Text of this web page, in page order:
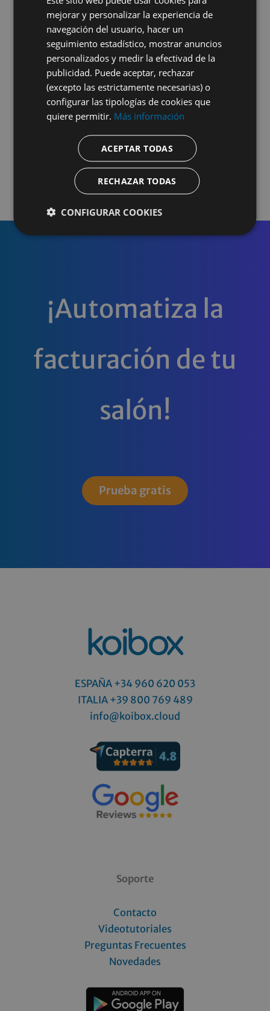
facilidad.
Exportar tus cajas y ventas.
Ingresos y extracciones de efectivo.
Estadísticas de tu centro.
Prueba gratis
¡Automatiza la
facturación de tu
salón!
Prueba gratis
ESPAÑA +34 960 620 053
ITALIA +39 800 769 489
info@koibox.cloud
Soporte
Contacto
Videotutoriales
Preguntas Frecuentes
Novedades
mejorar y personalizar la experiencia de
navegación del usuario, hacer un
seguimiento estadístico, mostrar anuncios
personalizados y medir la efectivad de la
publicidad. Puede aceptar, rechazar
(excepto las estrictamente necesarias) o
configurar las tipologías de cookies que
quiere permitir. Más información
ACEPTAR TODAS
RECHAZAR TODAS
CONFIGURAR COOKIES